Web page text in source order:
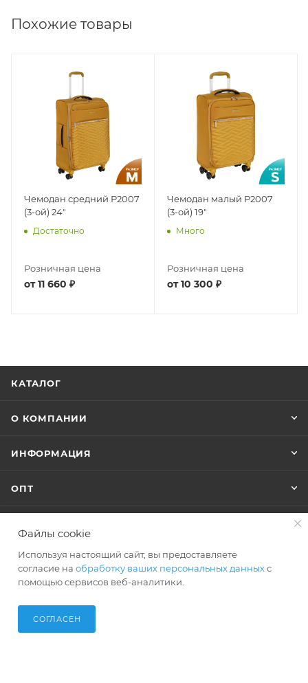
Похожие товары
Чемодан средний Р2007
(3-ой) 24"
Достаточно
Розничная цена
от11 660 ₽
Чемодан малый Р2007
(3-ой) 19"
Много
Розничная цена
от10 300 ₽
КАТАЛОГ
О КОМПАНИИ
ИНФОРМАЦИЯ
ОПТ
shop@polar-bags.ru
Файлы cookie
Используя настоящий сайт, вы предоставляете
согласие на обработку ваших персональных данныхс
помощью сервисов веб-аналитики.
СОГЛАСЕН